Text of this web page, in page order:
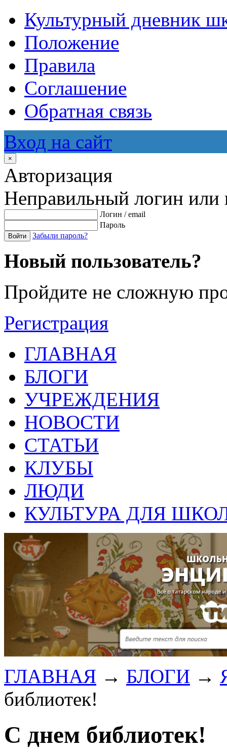
Культурный дневник
Положение
Правила
Соглашение
Обратная связь
Вход на сайт
×
Авторизация
Неправильный логин или
Логин / email
Пароль
Войти Забыли пароль?
Новый пользователь?
Пройдите не сложную
Регистрация
ГЛАВНАЯ
БЛОГИ
УЧРЕЖДЕНИЯ
НОВОСТИ
СТАТЬИ
КЛУБЫ
ЛЮДИ
КУЛЬТУРА ДЛЯ
ГЛАВНАЯ → БЛОГИ →
библиотек!
С днем библиотек!